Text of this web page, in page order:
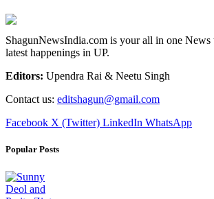
ShagunNewsIndia.com is your all in one
latest happenings in UP.
Editors: Upendra Rai & Neetu Singh
Contact us: editshagun@gmail.com
Facebook X (Twitter) LinkedIn WhatsApp
Popular Posts